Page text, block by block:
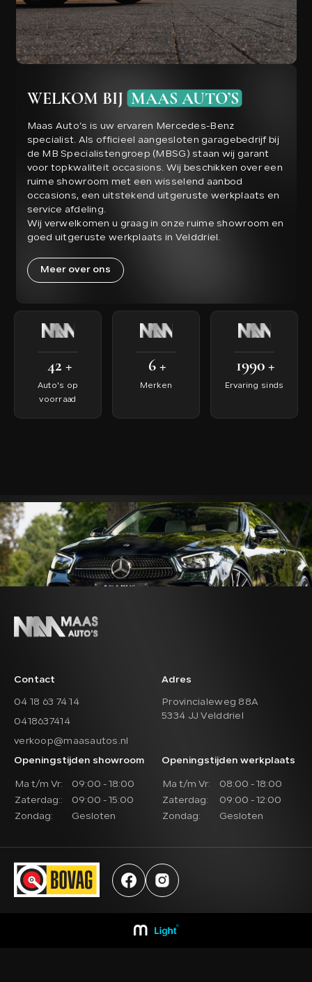
WELKOM BIJ MAAS AUTO’S
Maas Auto’s is uw ervaren Mercedes-Benz
specialist. Als officieel aangesloten garagebedrijf bij
de MB Specialistengroep (MBSG) staan wij garant
voor topkwaliteit occasions. Wij beschikken over een
ruime showroom met een wisselend aanbod
occasions, een uitstekend uitgeruste werkplaats en
service afdeling.
Wij verwelkomen u graag in onze ruime showroom en
goed uitgeruste werkplaats in Velddriel.
Meer over ons
42 +
Auto's op
voorraad
6+
Merken
1990+
Ervaring sinds
Contact
04 18 63 74 14
0418637414
verkoop@maasautos.nl
Adres
Provincialeweg 88A
5334 JJ Velddriel
Openingstijden showroom
Ma t/m Vr:
09:00 - 18:00
Zaterdag::
09:00 - 15:00
Zondag:
Gesloten
Openingstijden werkplaats
Ma t/m Vr:
08:00 - 18:00
Zaterdag:
09:00 - 12:00
Zondag:
Gesloten